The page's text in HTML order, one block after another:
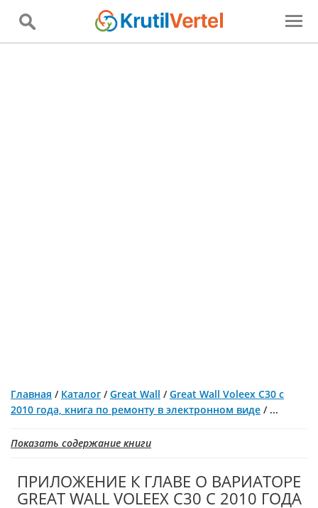
Главная / Каталог /Great Wall /Great Wall Voleex C30 с
2010 года, книга по ремонту в электронном виде / ...
Показать содержание книги
ПРИЛОЖЕНИЕ К ГЛАВЕ О ВАРИАТОРЕ
GREAT WALL VOLEEX C30 С 2010 ГОДА